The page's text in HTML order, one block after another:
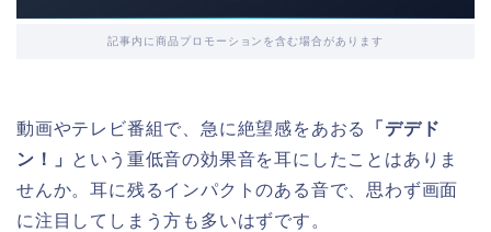
記事内に商品プロモーションを含む場合があります
動画やテレビ番組で、急に絶望感をあおる
「デデド
ン！」 という重低音の効果音を耳にしたことはありま
せんか。耳に残るインパクトのある音で、思わず画面
に注目してしまう方も多いはずです。